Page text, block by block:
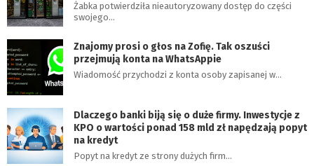
Żabka potwierdziła nieautoryzowany dostęp do części
swojego…
Znajomy prosi o głos na Zofię. Tak oszuści
przejmują konta na WhatsAppie
Wiadomość przychodzi z konta osoby zapisanej w…
Dlaczego banki biją się o duże firmy. Inwestycje z
KPO o wartości ponad 158 mld zł napędzają popyt
na kredyt
Popyt na kredyt ze strony dużych firm…